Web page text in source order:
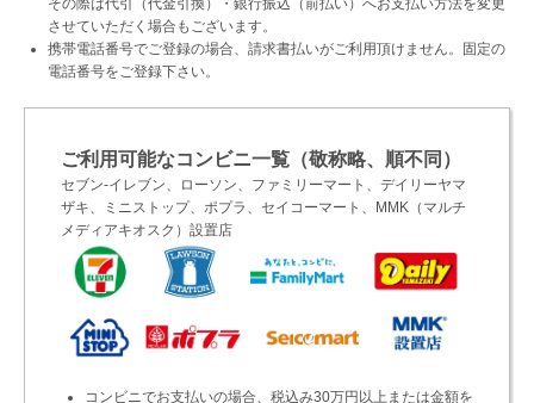
その際は代引（代金引換）・銀行振込（前払い）へお支払い方法を変更
させていただく場合もございます。
携帯電話番号でご登録の場合、請求書払いがご利用頂けません。固定の
電話番号をご登録下さい。
ご利用可能なコンビニ一覧（敬称略、順不同）
セブン-イレブン、ローソン、ファミリーマート、デイリーヤマ
ザキ、ミニストップ、ポプラ、セイコーマート、MMK（マルチ
メディアキオスク）設置店
コンビニでお支払いの場合、税込み30万円以上または金額を